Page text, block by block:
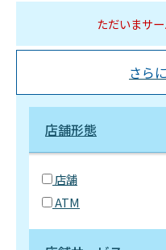
ただいまサー
さら
店舗形態
店舗
ATM